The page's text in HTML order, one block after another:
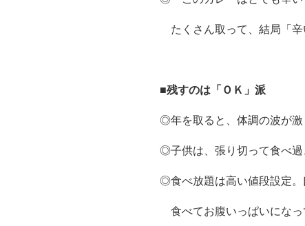
たくさん取って、結局「辛
■残すのは「ＯＫ」派
◎年を取ると、体調の波が激
◎子供は、張り切って食べ過
◎食べ放題は高い値段設定
食べてお腹いっぱいになっ